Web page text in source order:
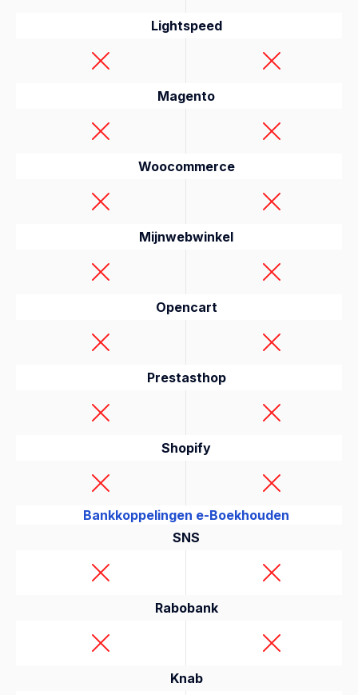
Lightspeed
Magento
Woocommerce
Mijnwebwinkel
Opencart
Prestasthop
Shopify
Bankkoppelingen e-Boekhouden
SNS
Rabobank
Knab